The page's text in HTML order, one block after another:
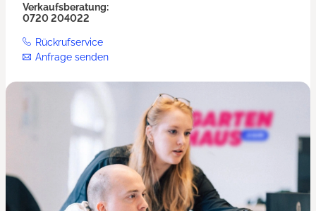
Verkaufsberatung:
0720 204022
Rückrufservice
Anfrage senden